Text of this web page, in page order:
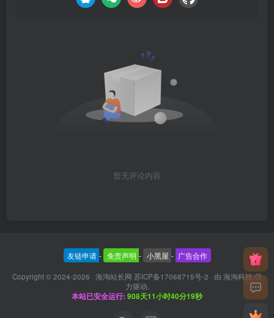
暂无评论内容
友链申请 - 免责声明 - 小黑屋 - 广告合作
Copyright © 2024-2026 · 海淘站长网 苏ICP备17068715号-2 · 由 海淘科技强
力驱动.
本站已安全运行: 908天11小时40分20秒